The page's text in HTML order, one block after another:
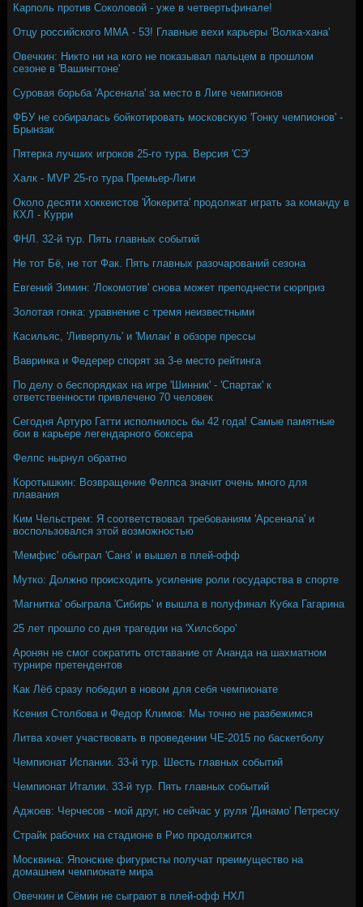
Карполь против Соколовой - уже в четвертьфинале!
Отцу российского ММА - 53! Главные вехи карьеры 'Волка-хана'
Овечкин: Никто ни на кого не показывал пальцем в прошлом
сезоне в 'Вашингтоне'
Суровая борьба 'Арсенала' за место в Лиге чемпионов
ФБУ не собиралась бойкотировать московскую 'Гонку чемпионов' -
Брынзак
Пятерка лучших игроков 25-го тура. Версия 'СЭ'
Халк - MVP 25-го тура Премьер-Лиги
Около десяти хоккеистов 'Йокерита' продолжат играть за команду в
КХЛ - Курри
ФНЛ. 32-й тур. Пять главных событий
Не тот Бё, не тот Фак. Пять главных разочарований сезона
Евгений Зимин: 'Локомотив' снова может преподнести сюрприз
Золотая гонка: уравнение с тремя неизвестными
Касильяс, 'Ливерпуль' и 'Милан' в обзоре прессы
Вавринка и Федерер спорят за 3-е место рейтинга
По делу о беспорядках на игре 'Шинник' - 'Спартак' к
ответственности привлечено 70 человек
Сегодня Артуро Гатти исполнилось бы 42 года! Самые памятные
бои в карьере легендарного боксера
Фелпс нырнул обратно
Коротышкин: Возвращение Фелпса значит очень много для
плавания
Ким Чельстрем: Я соответствовал требованиям 'Арсенала' и
воспользовался этой возможностью
'Мемфис' обыграл 'Санз' и вышел в плей-офф
Мутко: Должно происходить усиление роли государства в спорте
'Магнитка' обыграла 'Сибирь' и вышла в полуфинал Кубка Гагарина
25 лет прошло со дня трагедии на 'Хилсборо'
Аронян не смог сократить отставание от Ананда на шахматном
турнире претендентов
Как Лёб сразу победил в новом для себя чемпионате
Ксения Столбова и Федор Климов: Мы точно не разбежимся
Литва хочет участвовать в проведении ЧЕ-2015 по баскетболу
Чемпионат Испании. 33-й тур. Шесть главных событий
Чемпионат Италии. 33-й тур. Пять главных событий
Аджоев: Черчесов - мой друг, но сейчас у руля 'Динамо' Петреску
Страйк рабочих на стадионе в Рио продолжится
Москвина: Японские фигуристы получат преимущество на
домашнем чемпионате мира
Овечкин и Сёмин не сыграют в плей-офф НХЛ